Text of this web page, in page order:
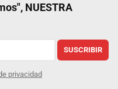
NUESTRA
SUSCRIBIR
privacidad